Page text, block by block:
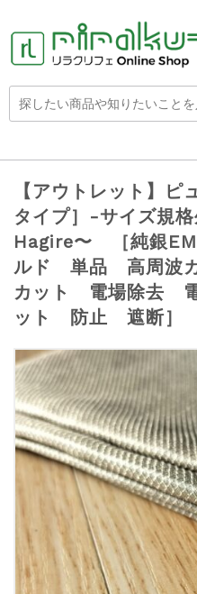
【アウトレット】ピ
タイプ］-サイズ規
Hagire〜 ［純銀
ルド 単品 高周波
カット 電場除去
ット 防止 遮断］ (